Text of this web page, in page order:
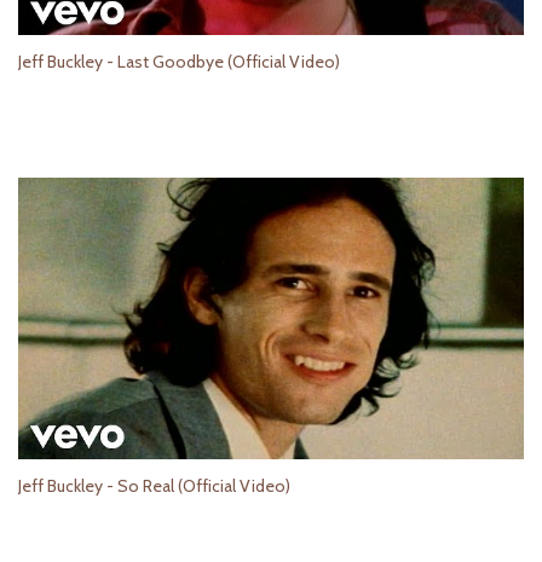
Jeff Buckley - Last Goodbye (Official Video)
Jeff Buckley - So Real (Official Video)